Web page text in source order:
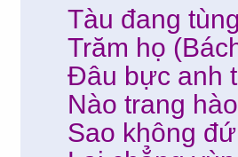
Tàu đang
Trăm họ
Đâu bực anh
Nào trang
Sao không